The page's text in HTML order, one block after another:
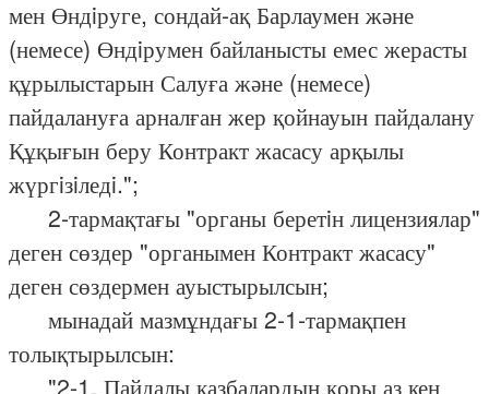
мен Өндiруге, сондай-ақ Барлаумен және
(немесе) Өндiрумен байланысты емес жерасты
құрылыстарын Салуға және (немесе)
пайдалануға арналған жер қойнауын пайдалану
Құқығын беру Контракт жасасу арқылы
жүргiзiледi.";
2-тармақтағы "органы беретiн лицензиялар"
деген сөздер "органымен Контракт жасасу"
деген сөздермен ауыстырылсын;
мынадай мазмұндағы 2-1-тармақпен
толықтырылсын:
"2-1. Пайдалы қазбалардың қоры аз кен